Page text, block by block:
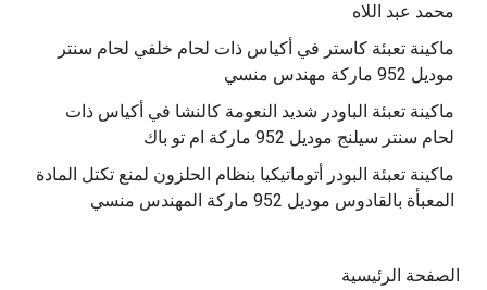
محمد عبد اللاه
‫ماكينة تعبئة كاستر في أكياس ذات لحام خلفي لحام سنتر
موديل 952 ماركة مهندس منسي
‫ماكينة تعبئة الباودر شديد النعومة كالنشا في أكياس ذات
‫ماكينة تعبئة البودر أتوماتيكيا بنظام الحلزون لمنع تكتل المادة
الصفحة الرئيسية